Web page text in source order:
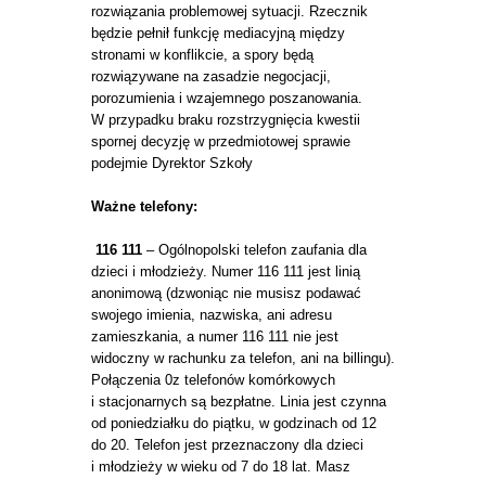
rozwiązania problemowej sytuacji. Rzecznik
będzie pełnił funkcję mediacyjną między
stronami w konflikcie, a spory będą
rozwiązywane na zasadzie negocjacji,
porozumienia i wzajemnego poszanowania.
W przypadku braku rozstrzygnięcia kwestii
spornej decyzję w przedmiotowej sprawie
podejmie Dyrektor Szkoły
Ważne telefony:
116 111 – Ogólnopolski telefon zaufania dla
dzieci i młodzieży. Numer 116 111 jest linią
anonimową (dzwoniąc nie musisz podawać
swojego imienia, nazwiska, ani adresu
zamieszkania, a numer 116 111 nie jest
widoczny w rachunku za telefon, ani na billingu).
Połączenia 0z telefonów komórkowych
i stacjonarnych są bezpłatne. Linia jest czynna
od poniedziałku do piątku, w godzinach od 12
do 20. Telefon jest przeznaczony dla dzieci
i młodzieży w wieku od 7 do 18 lat. Masz